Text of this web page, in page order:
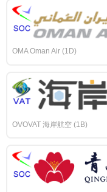
OMA Oman Air (1D)
OVOVAT 海岸航空 (1B)